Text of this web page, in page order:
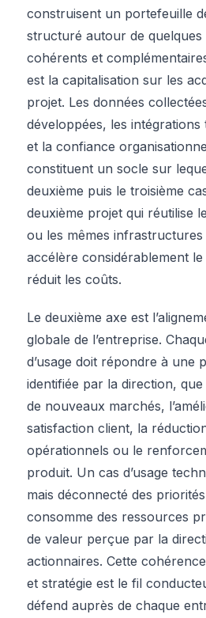
construisent un portefeuille
structuré autour de quelques
cohérents et
est la capitalisation sur les
projet. Les données
développées, les intégrations
et la confiance
constituent un socle sur
deuxième puis le troisième
deuxième projet qui réutilise
ou les mêmes
accélère considérablement
réduit les coûts.
Le deuxième axe est
globale de l’entreprise.
d’usage doit répondre à une
identifiée par la direction,
de nouveaux marchés,
satisfaction client, la
opérationnels ou le
produit. Un cas d’usage
mais déconnecté des
consomme des ressources
de valeur perçue par la
actionnaires. Cette
et stratégie est le fil
défend auprès de chaque